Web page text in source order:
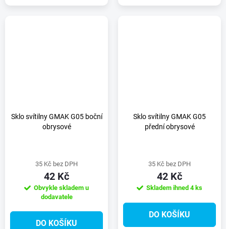
Sklo svítilny GMAK G05 boční
obrysové
35 Kč bez DPH
42 Kč
Obvykle skladem u
dodavatele
DO KOŠÍKU
Sklo svítilny GMAK G05
přední obrysové
35 Kč bez DPH
42 Kč
Skladem ihned 4 ks
DO KOŠÍKU